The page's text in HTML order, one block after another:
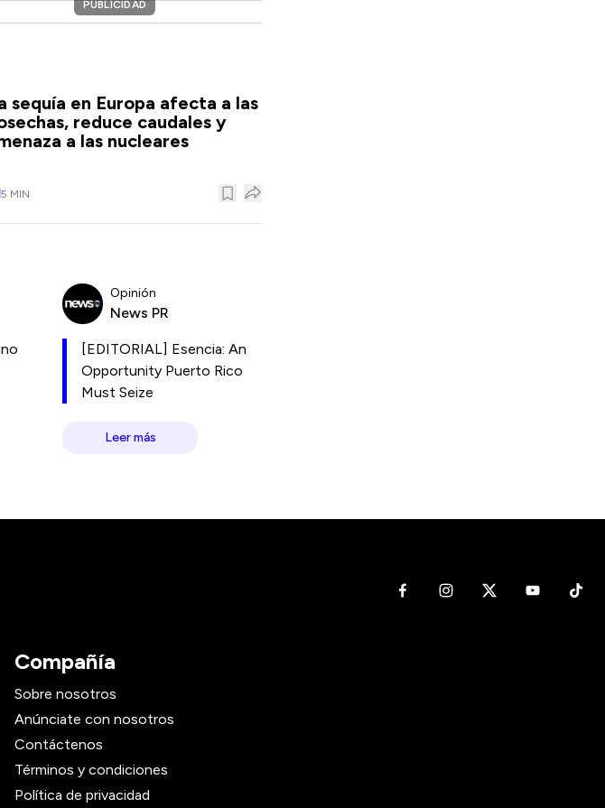
PUBLICIDAD
sequía en Europa afecta a las
reduce caudales y
a las nucleares
5 MIN
Opinión
News PR
[EDITORIAL] Esencia: An
Opportunity Puerto Rico
Must Seize
Leer más
Compañía
Sobre nosotros
Anúnciate con nosotros
Contáctenos
Términos y condiciones
Política de privacidad